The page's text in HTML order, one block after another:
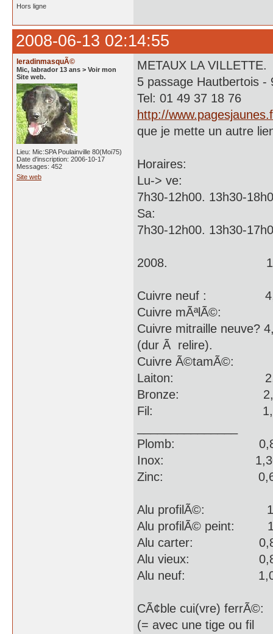
Hors ligne
2008-06-13 02:14:55
leradinmasquÃ©
Mic, labrador 13 ans > Voir mon
Site web.
Lieu: Mic:SPA Poulainville 80(Moi75)
Date d'inscription: 2006-10-17
Messages: 452
Site web
METAUX LA VILLETTE.
5 passage Hautbertois -
Tel: 01 49 37 18 76
http://
que je mette un autre
Horaires:
Lu-> ve:
7h30-12h00. 13h30-
Sa:
7h30-12h00. 13h30-
2008. 11/
Cuivre neuf :
Cuivre mÃªlÃ©:
Cuivre mitraille neuve?
(dur Ã relire).
Cuivre Ã©tamÃ©:
Laiton:
Bronze:
Fil:
Plomb:
Inox:
Zinc:
Alu profilÃ©:
Alu profilÃ© peint:
Alu carter:
Alu vieux:
Alu neuf:
CÃ¢ble cui(vre)
(= avec une tige ou fil